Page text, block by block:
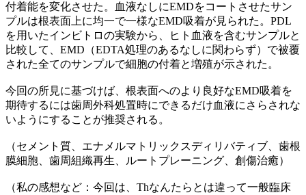
付着能を変化させた。血液なしにEMDをコートさせたサン
プルは根表面上に均一で一様なEMD吸着が見られた。PDL
を用いたインビトロの実験から、ヒト血液を含むサンプルと
比較して、EMD（EDTA処理のあるなしに関わらず）で被覆
された全てのサンプルで細胞の付着と増殖が示された。
今回の所見に基づけば、根表面へのより良好なEMD吸着を
期待するには歯周外科処置時にできるだけ血液にさらされな
いようにすることが推奨される。
（セメント質、エナメルマトリックスディリバティブ、歯根
膜細胞、歯周組織再生、ルートプレーニング、創傷治癒）
（私の感想など：今回は、Thなんたらとは違って一般臨床